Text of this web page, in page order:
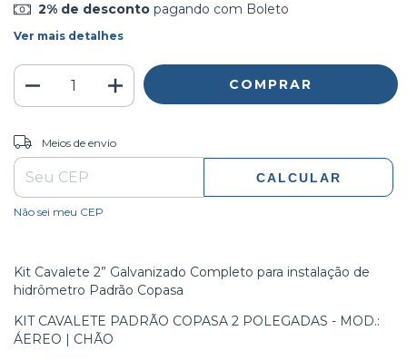
2% de descontopagando com Boleto
Ver mais detalhes
Entregas para o CEP:
Meios de envio
CALCULAR
Não sei meu CEP
Kit Cavalete 2” Galvanizado Completo para instalação de
hidrômetro Padrão Copasa
KIT CAVALETE PADRÃO COPASA 2 POLEGADAS - MOD.:
ÁEREO | CHÃO